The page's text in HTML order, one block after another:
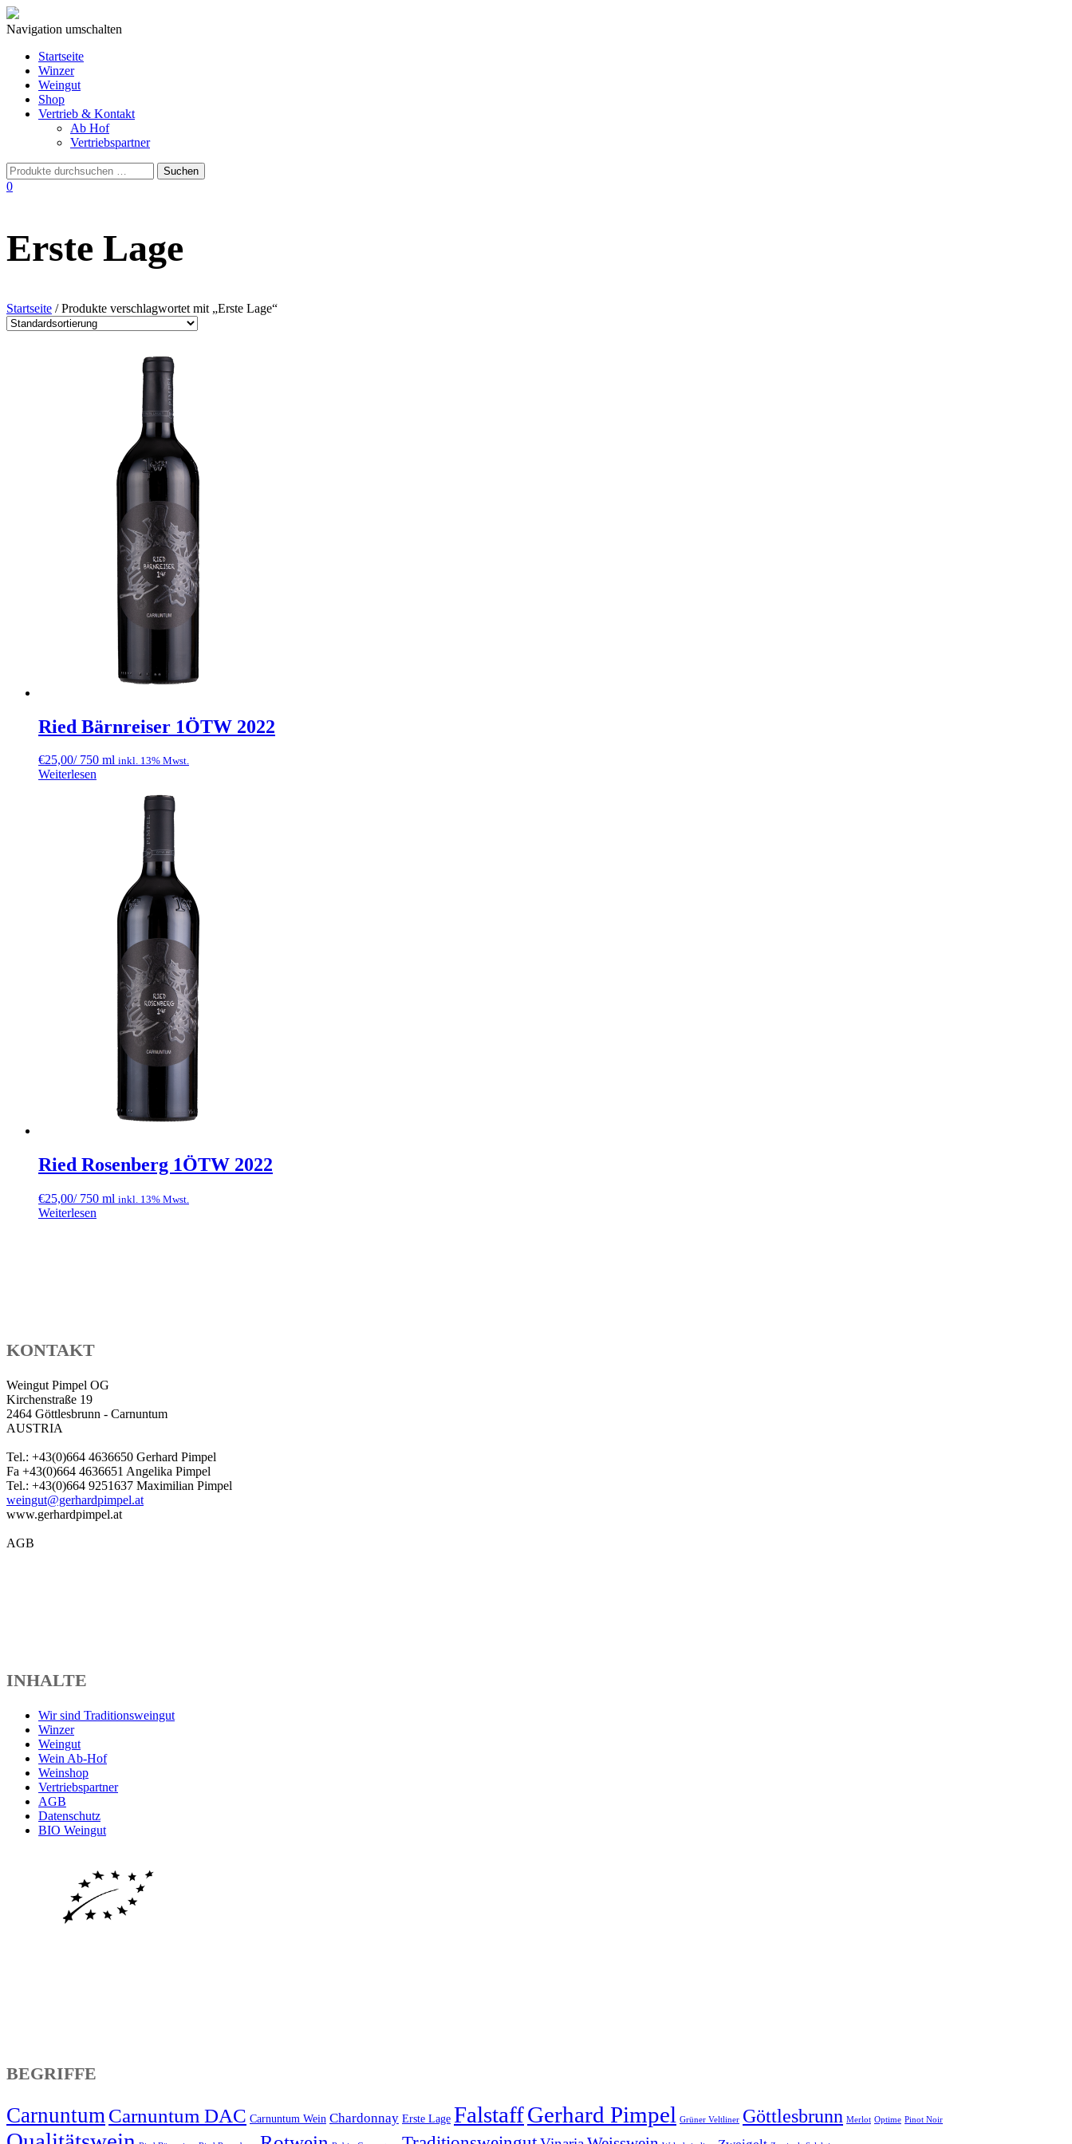
Navigation umschalten
Startseite
Winzer
Weingut
Shop
Vertrieb & Kontakt
Ab Hof
Vertriebspartner
0
Erste Lage
Startseite / Produkte verschlagwortet mit „Erste Lage“
Ried Bärnreiser 1ÖTW 2022
€25,00/ 750 ml inkl. 13% Mwst.
Weiterlesen
Ried Rosenberg 1ÖTW 2022
€25,00/ 750 ml inkl. 13% Mwst.
Weiterlesen
KONTAKT
Weingut Pimpel OG
Kirchenstraße 19
2464 Göttlesbrunn - Carnuntum
AUSTRIA
Tel.: +43(0)664 4636650 Gerhard Pimpel
Fa +43(0)664 4636651 Angelika Pimpel
Tel.: +43(0)664 9251637 Maximilian Pimpel
weingut@gerhardpimpel.at
www.gerhardpimpel.at
AGB
INHALTE
Wir sind Traditionsweingut
Winzer
Weingut
Wein Ab-Hof
Weinshop
Vertriebspartner
AGB
Datenschutz
BIO Weingut
BEGRIFFE
Carnuntum Carnuntum DAC Carnuntum Wein Chardonnay Erste Lage FalstaffGerhard Pimpel Grüner Veltliner Göttlesbrunn Merlot Optime Pinot Noir